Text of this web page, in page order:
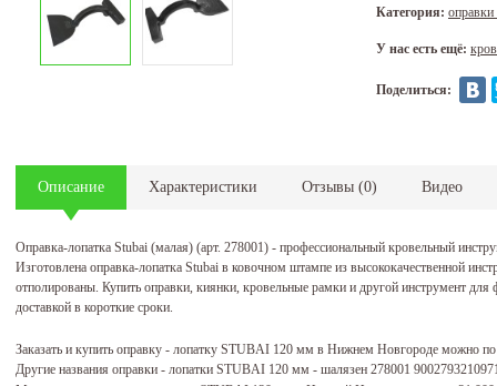
Категория:
У нас есть ещё:
Поделиться:
Описание Характеристики Отзывы (0) Видео
Оправка-лопатка Stubai (малая) (арт. 278001) - профессиональный кровельный
Изготовлена оправка-лопатка Stubai в ковочном штампе из высококачественной
отполированы. Купить оправки, киянки, кровельные рамки и другой инструмент
доставкой в короткие сроки.
Заказать и купить оправку - лопатку STUBAI 120 мм в Нижнем Новгороде можно
Другие названия оправки - лопатки STUBAI 120 мм - шалязен 278001